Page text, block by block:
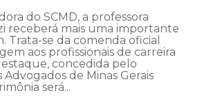
do SCMD, a professora
receberá mais uma importante
Trata-se da comenda oficial
aos profissionais de carreira
concedida pelo
de Minas Gerais
será...